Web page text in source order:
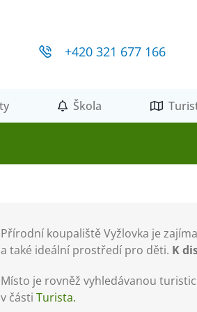
+420 321 677 166
Škola
Přírodní koupaliště Vyžlovka je
a také ideální prostředí pro děti. K
Místo je rovněž vyhledávanou
v částiTurista.